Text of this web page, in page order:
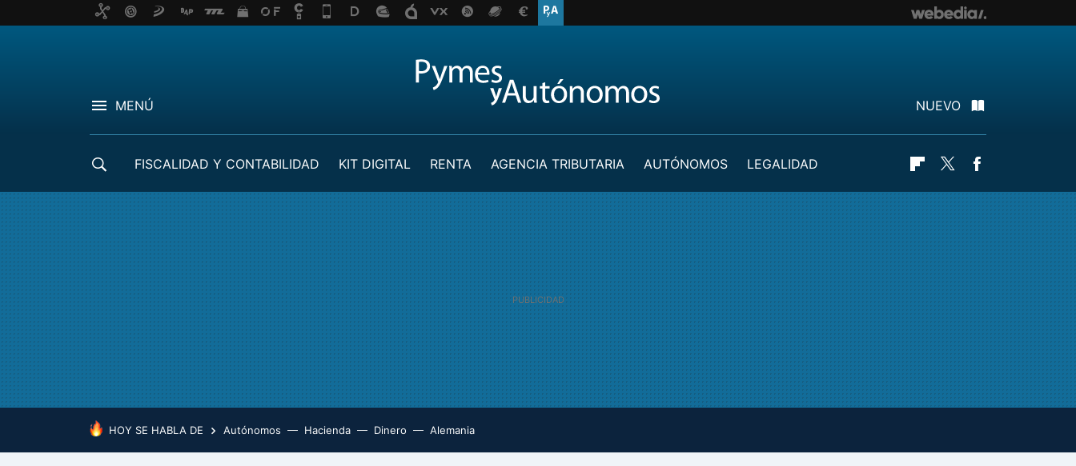
MENÚ NUEVO
FISCALIDAD Y CONTABILIDAD KIT DIGITAL RENTA AGENCIA TRIBUTARIA AUTÓNOMOS
LEGALIDAD
Flipboard
Twitter
HOY SE HABLA DE Autónomos Hacienda Dinero Alemania